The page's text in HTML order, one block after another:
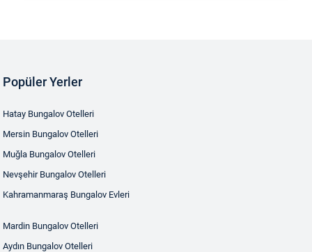
Popüler Yerler
Hatay Bungalov Otelleri
Mersin Bungalov Otelleri
Muğla Bungalov Otelleri
Nevşehir Bungalov Otelleri
Kahramanmaraş Bungalov Evleri
Mardin Bungalov Otelleri
Aydın Bungalov Otelleri